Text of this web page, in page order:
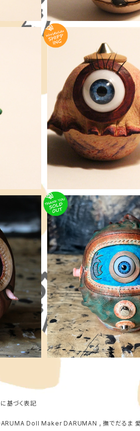
size
花 - 子鬼 達磨 ≪ 愛でだ
r - KOONI Daruma
-
焔 - 青鬼 達磨 ≪ 愛で
- ONI Daruma ,
SOLD
基づく表記
Doll Maker DARUMAN , 撫でだるま 愛